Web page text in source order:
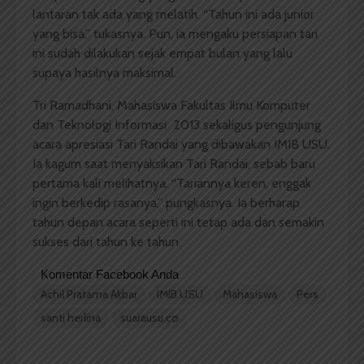
lantaran tak ada yang melatih. “Tahun ini ada junior
yang bisa,” tukasnya. Pun, ia mengaku persiapan tari
ini sudah dilakukan sejak empat bulan yang lalu
supaya hasilnya maksimal.
Tri Ramadhani, Mahasiswa Fakultas Ilmu Komputer
dan Teknologi Informasi 2013 sekaligus pengunjung
acara apresiasi Tari Randai yang dibawakan IMIB USU.
Ia kagum saat menyaksikan Tari Randai, sebab baru
pertama kali melihatnya. “Tariannya keren, enggak
ingin berkedip rasanya,” pungkasnya. Ia berharap
tahun depan acara seperti ini tetap ada dan semakin
sukses dari tahun ke tahun.
Komentar Facebook Anda
Achil Pratama Akbar IMIB USU Mahasiswa
Pers
santi herlina
suarausu.co